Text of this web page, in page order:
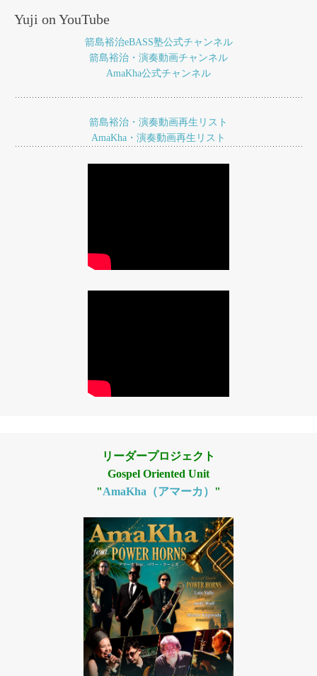
シ
ン
Yuji on YouTube
箭島裕治eBASS塾公式チャンネル
箭島裕治・演奏動画チャンネル
AmaKha公式チャンネル
箭島裕治・演奏動画再生リスト
AmaKha・演奏動画再生リスト
リーダープロジェクト
Gospel Oriented Unit
"AmaKha（アマーカ） "